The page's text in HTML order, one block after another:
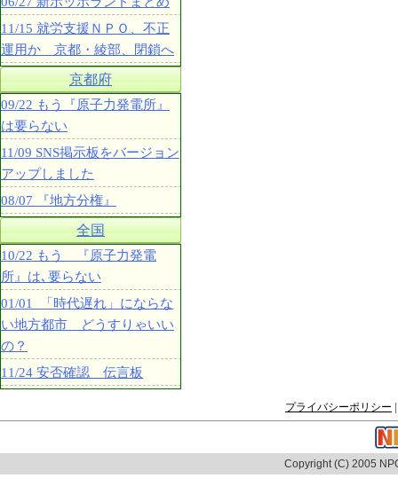
11/15 就労支援ＮＰＯ、不正
運用か 京都・綾部、閉鎖へ
京都府
09/22 もう『原子力発電所』
は要らない
11/09 SNS掲示板をバージョン
アップしました
08/07 『地方分権』
全国
10/22 もう 『原子力発電
所』は､要らない
01/01 「時代遅れ」にならな
い地方都市 どうすりゃいい
の？
11/24 安否確認 伝言板
プライバシーポリシー
Copyright (C) 2005